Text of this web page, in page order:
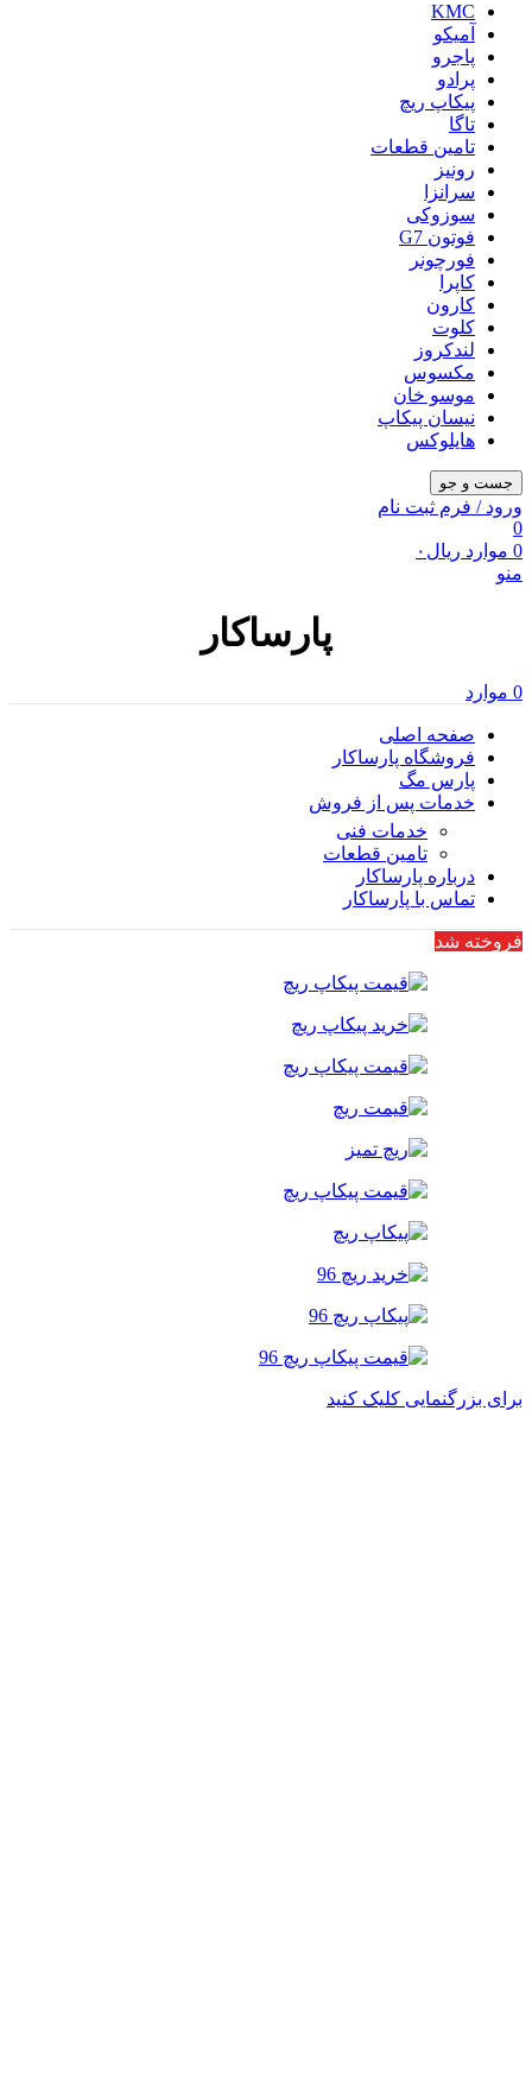
KMC
آمیکو
پاجرو
پرادو
پیکاپ ریچ
تاگا
تامین قطعات
رونیز
سرانزا
سوزوکی
فوتون G7
فورچونر
کاپرا
کارون
کلوت
لندکروز
مکسوس
موسو خان
نیسان پیکاپ
هایلوکس
جست و جو
ورود / فرم ثبت نام
0
0 موارد ریال ۰
منو
پارساکار
0 موارد
صفحه اصلی
فروشگاه پارساکار
پارس مگ
خدمات پس از فروش
خدمات فنی
تامین قطعات
درباره پارساکار
تماس با پارساکار
فروخته شد
برای بزرگنمایی کلیک کنید